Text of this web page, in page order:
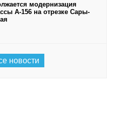
модернизация
А-156 на отрезке Сары-
новости